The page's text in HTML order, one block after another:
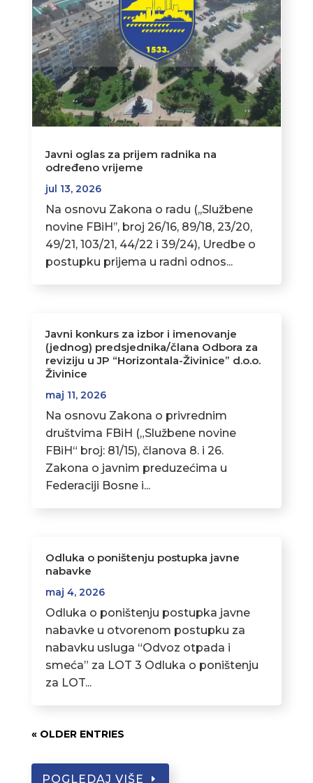
Javni oglas za prijem radnika na
određeno vrijeme
jul 13, 2026
Na osnovu Zakona o radu (,,Službene
novine FBiH’’, broj 26/16, 89/18, 23/20,
49/21, 103/21, 44/22 i 39/24), Uredbe o
postupku prijema u radni odnos...
Javni konkurs za izbor i imenovanje
(jednog) predsjednika/člana Odbora za
reviziju u JP “Horizontala-Živinice” d.o.o.
Živinice
maj 11, 2026
Na osnovu Zakona o privrednim
društvima FBiH („Službene novine
FBiH“ broj: 81/15), članova 8. i 26.
Zakona o javnim preduzećima u
Federaciji Bosne i...
Odluka o poništenju postupka javne
nabavke
maj 4, 2026
Odluka o poništenju postupka javne
nabavke u otvorenom postupku za
nabavku usluga “Odvoz otpada i
smeća” za LOT 3 Odluka o poništenju
za LOT...
« OLDER ENTRIES
POGLEDAJ VIŠE